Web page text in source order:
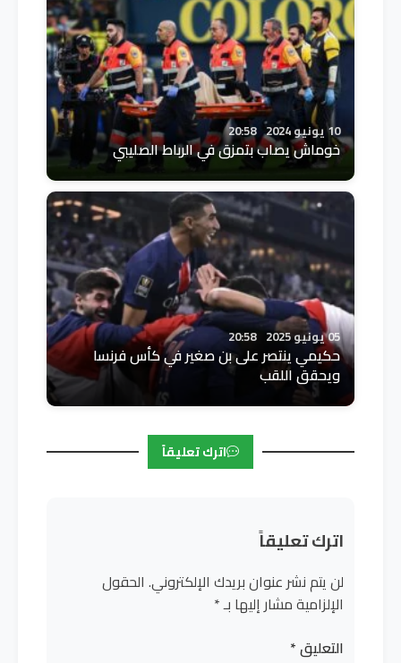
10 يونيو 2024 20:58
خوماش يصاب بتمزق في الرباط الصليبي
05 يونيو 2025 20:58
حكيمي ينتصر على بن صغير في كأس فرنسا
ويحقق اللقب
اترك تعليقاً
اترك تعليقاً
لن يتم نشر عنوان بريدك الإلكتروني. الحقول
الإلزامية مشار إليها بـ*
التعليق*